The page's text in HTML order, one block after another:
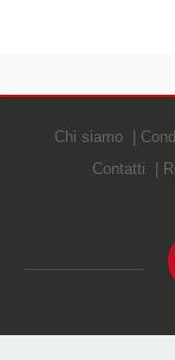
Chi siamo
Contatti